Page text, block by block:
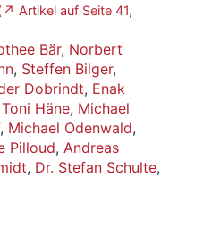
↗ Artikel auf Seite 41,
Bär, Norbert
, Steffen Bilger,
Dobrindt, Enak
Toni Häne, Michael
, Michael Odenwald,
Pilloud, Andreas
, Dr. Stefan Schulte,